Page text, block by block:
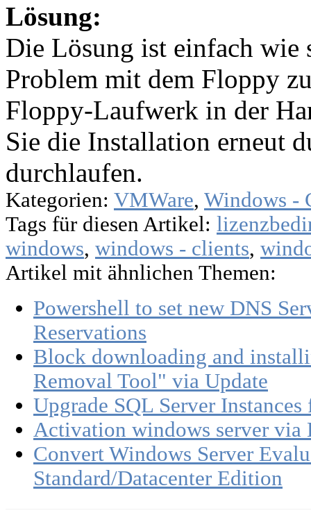
Lösung:
Die Lösung ist einfach wie
Problem mit dem Floppy
Floppy-Laufwerk in der
Sie die Installation erneut
durchlaufen.
Kategorien: VMWare, Windows -
Tags für diesen Artikel:
windows, windows - clients,
Artikel mit ähnlichen Themen:
Powershell to set new DNS
Reservations
Block downloading and
Removal Tool" via Update
Upgrade SQL Server
Activation windows server via
Convert Windows Server
Standard/Datacenter Edition